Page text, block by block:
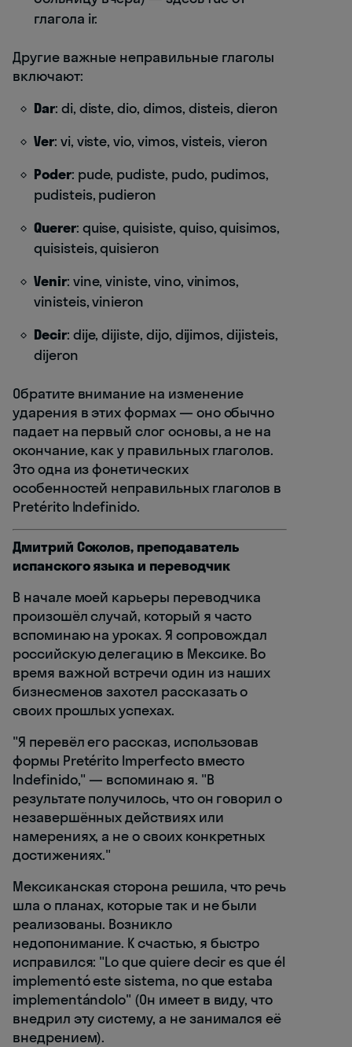
глагола ir.
Другие важные неправильные глаголы
включают:
Dar: di, diste, dio, dimos, disteis, dieron
Ver: vi, viste, vio, vimos, visteis, vieron
Poder: pude, pudiste, pudo, pudimos,
pudisteis, pudieron
Querer: quise, quisiste, quiso, quisimos,
quisisteis, quisieron
Venir: vine, viniste, vino, vinimos,
vinisteis, vinieron
Decir: dije, dijiste, dijo, dijimos, dijisteis,
dijeron
Обратите внимание на изменение
ударения в этих формах — оно обычно
падает на первый слог основы, а не на
окончание, как у правильных глаголов.
Это одна из фонетических
особенностей неправильных глаголов в
Pretérito Indefinido.
Дмитрий Соколов, преподаватель
испанского языка и переводчик
В начале моей карьеры переводчика
произошёл случай, который я часто
вспоминаю на уроках. Я сопровождал
российскую делегацию в Мексике. Во
время важной встречи один из наших
бизнесменов захотел рассказать о
своих прошлых успехах.
"Я перевёл его рассказ, использовав
формы Pretérito Imperfecto вместо
Indefinido," — вспоминаю я. "В
результате получилось, что он говорил о
незавершённых действиях или
намерениях, а не о своих конкретных
достижениях."
Мексиканская сторона решила, что речь
шла о планах, которые так и не были
реализованы. Возникло
недопонимание. К счастью, я быстро
исправился: "Lo que quiere decir es que él
implementó este sistema, no que estaba
implementándolo" (Он имеет в виду, что
внедрил эту систему, а не занимался её
внедрением).